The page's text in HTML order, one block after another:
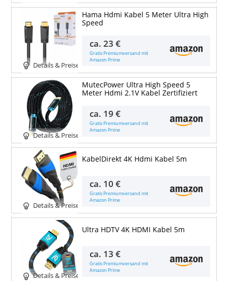
Details & Preise
Hama Hdmi Kabel 5 Meter Ultra High
Speed
ca.23 €
Gratis Premiumversand mit
Amazon Prime
Details & Preise
MutecPower Ultra High Speed 5
Meter Hdmi 2.1V Kabel Zertifiziert
ca. 19 €
Gratis Premiumversand mit
Amazon Prime
Details & Preise
KabelDirekt 4K Hdmi Kabel 5m
ca. 10 €
Gratis Premiumversand mit
Amazon Prime
Details & Preise
Ultra HDTV 4K HDMI Kabel 5m
ca. 13 €
Gratis Premiumversand mit
Amazon Prime